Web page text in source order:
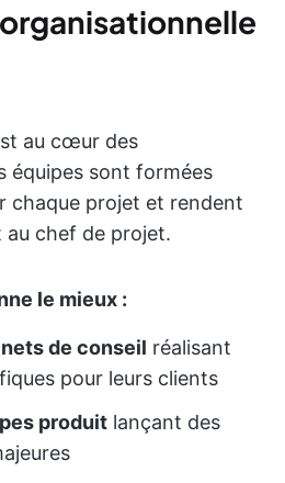
au cœur des
équipes sont formées
chaque projet et rendent
chef de projet.
le mieux :
de conseil réalisant
pour leurs clients
produit lançant des